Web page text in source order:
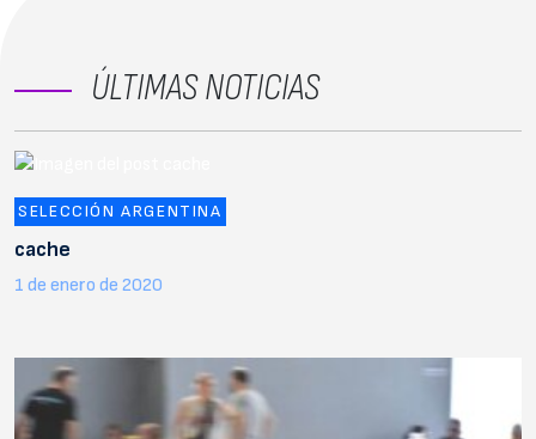
ÚLTIMAS NOTICIAS
SELECCIÓN ARGENTINA
cache
1 de enero de 2020